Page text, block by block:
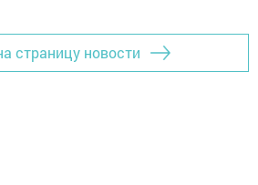
страницу новости